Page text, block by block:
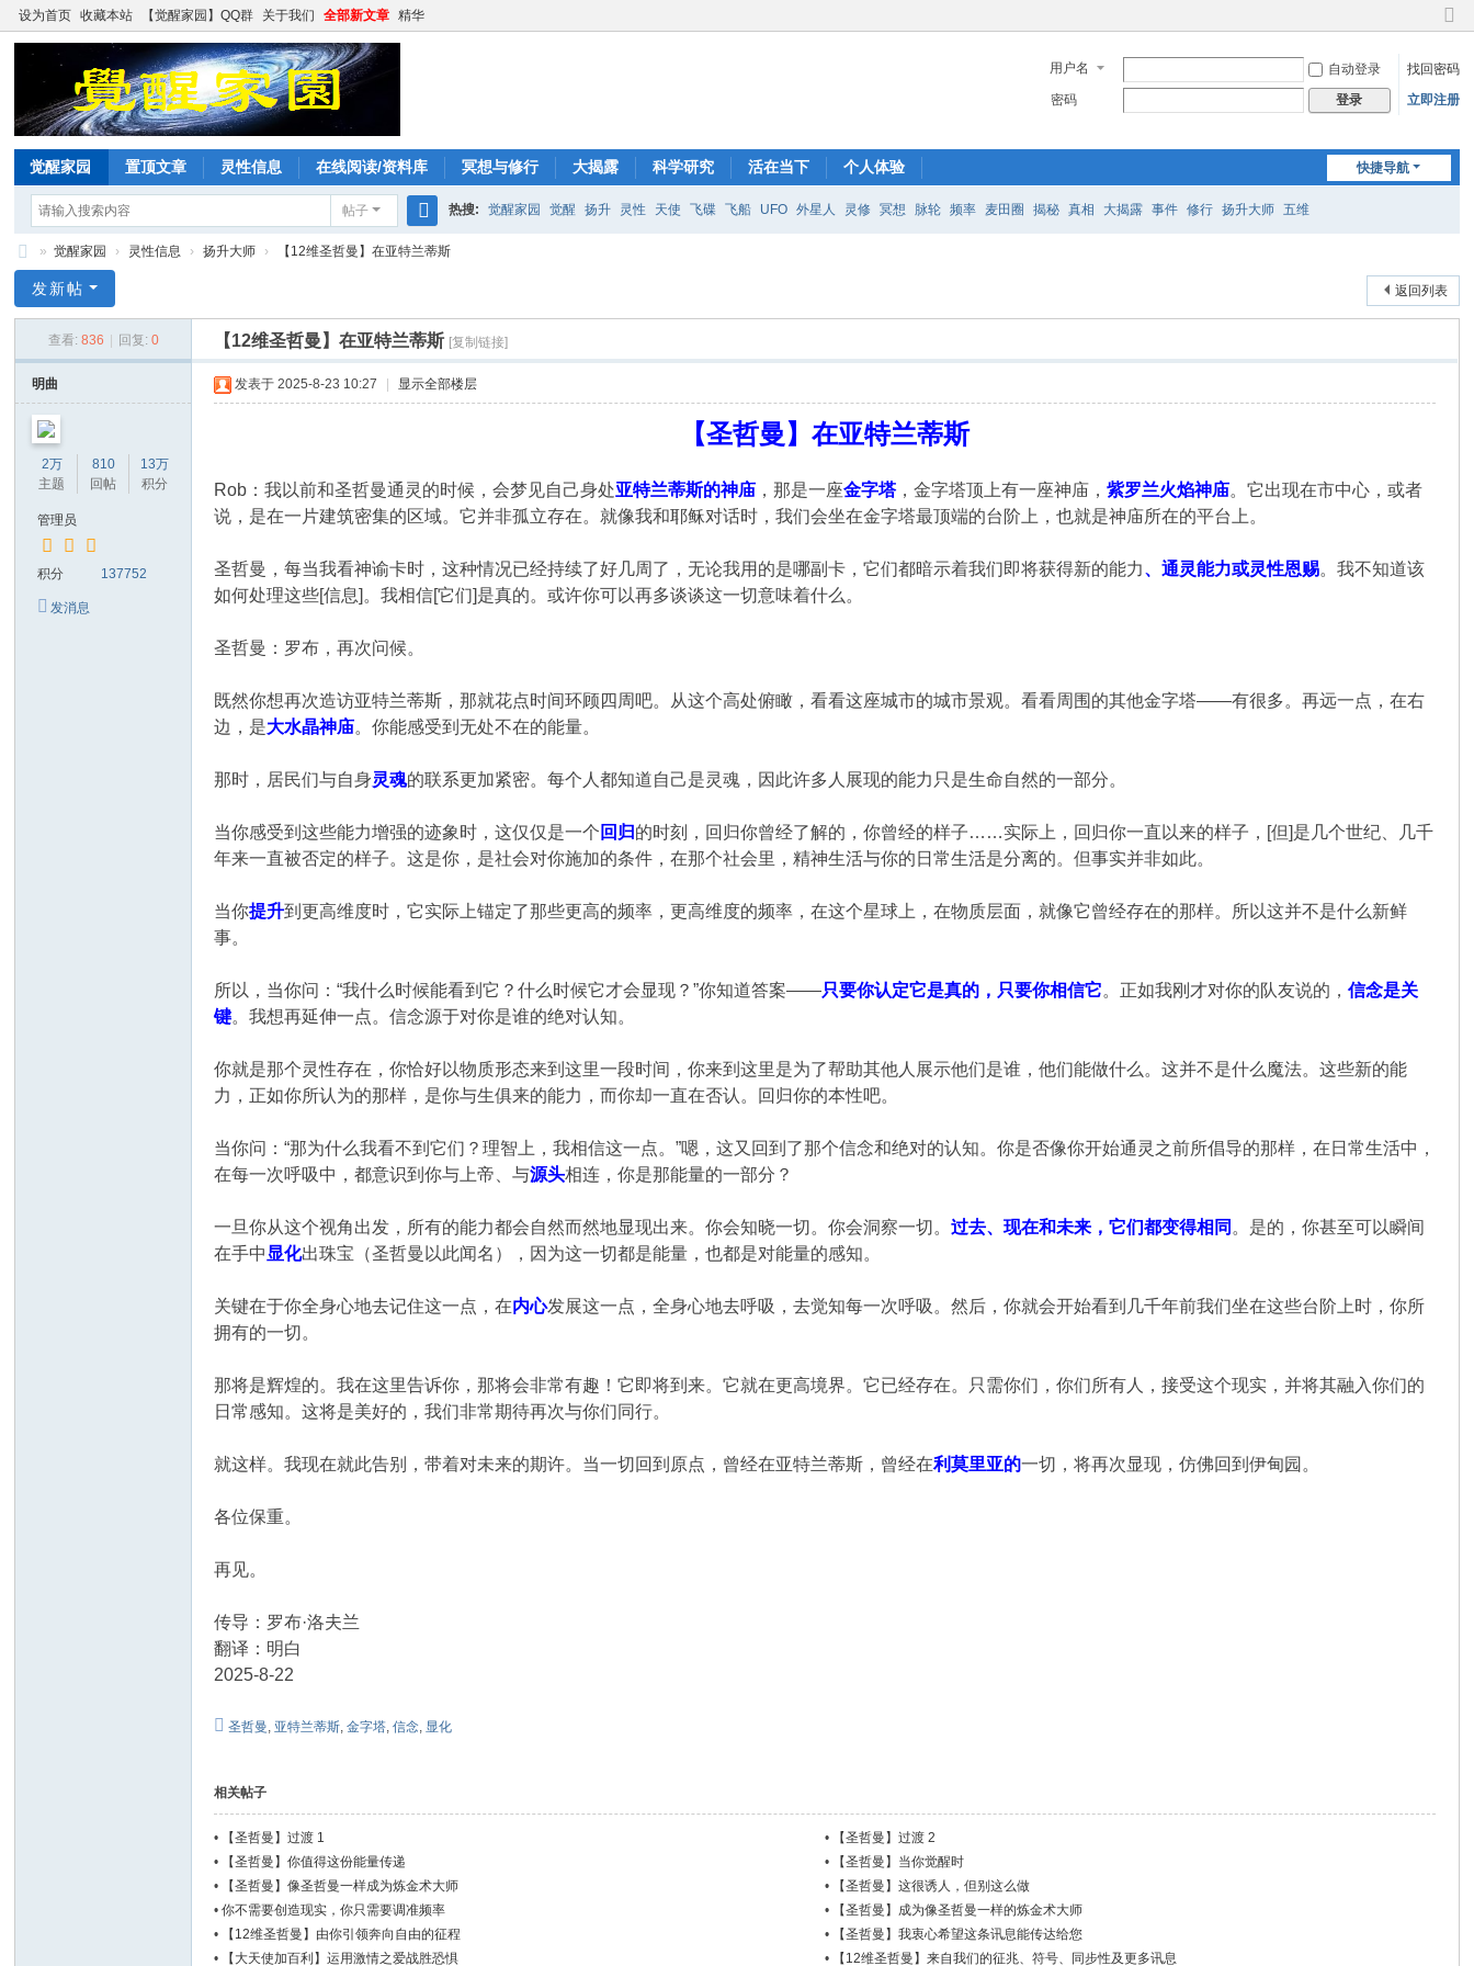
设为首页 收藏本站 【觉醒家园】QQ群 关于我们 全部新文章 精华
切
到
窄
用户名 自动登录
找回密码
密码
登录 立即注册
快捷导航
觉醒家园 置顶文章 灵性信息 在线阅读/资料库 冥想与修行 大揭露 科学研究 活在当下 个人体验
帖子
搜
热搜: 觉醒家园 觉醒 扬升 灵性 天使 飞碟 飞船 UFO 外星人 灵修 冥想 脉轮 频率 麦田圈 揭秘 真相 大揭露 事件 修行 扬升大师 五维
醒
园
» 觉醒家园 › 灵性信息 › 扬升大师 › 【12维圣哲曼】在亚特兰蒂斯
返回列表
发新帖
查看: 836 回复: 0 【12维圣哲曼】在亚特兰蒂斯 [复制链接]
明曲
2万
主题
810
回帖
13万
积分
管理员
积分 137752
发消息
发表于 2025-8-23 10:27 显示全部楼层
【圣哲曼】在亚特兰蒂斯
Rob：我以前和圣哲曼通灵的时候，会梦见自己身处亚特兰蒂斯的神庙 ，那是一座金字塔，金字塔顶上有一座神庙，紫罗兰火焰神庙。它出现在市中心，或者
说，是在一片建筑密集的区域。它并非孤立存在。就像我和耶稣对话时，我们会坐在金字塔最顶端的台阶上，也就是神庙所在的平台上。
圣哲曼，每当我看神谕卡时，这种情况已经持续了好几周了，无论我用的是哪副卡，它们都暗示着我们即将获得新的能力、通灵能力或灵性恩赐。我不知道该
如何处理这些[信息]。我相信[它们]是真的。或许你可以再多谈谈这一切意味着什么。
圣哲曼：罗布，再次问候。
既然你想再次造访亚特兰蒂斯，那就花点时间环顾四周吧。从这个高处俯瞰，看看这座城市的城市景观。看看周围的其他金字塔——有很多。再远一点，在右
边，是大水晶神庙。你能感受到无处不在的能量。
那时，居民们与自身灵魂的联系更加紧密。每个人都知道自己是灵魂，因此许多人展现的能力只是生命自然的一部分。
当你感受到这些能力增强的迹象时，这仅仅是一个 回归 的时刻，回归你曾经了解的，你曾经的样子……实际上，回归你一直以来的样子，[但]是几个世纪、几千
年来一直被否定的样子。这是你，是社会对你施加的条件，在那个社会里，精神生活与你的日常生活是分离的。但事实并非如此。
当你提升到更高维度时，它实际上锚定了那些更高的频率，更高维度的频率，在这个星球上，在物质层面，就像它曾经存在的那样。所以这并不是什么新鲜
事。
所以，当你问：“我什么时候能看到它？什么时候它才会显现？”你知道答案——只要你认定它是真的，只要你相信它。正如我刚才对你的队友说的，信念是关
键。我想再延伸一点。信念源于对你是谁的绝对认知。
你就是那个灵性存在，你恰好以物质形态来到这里一段时间，你来到这里是为了帮助其他人展示他们是谁，他们能做什么。这并不是什么魔法。这些新的能
力，正如你所认为的那样，是你与生俱来的能力，而你却一直在否认。回归你的本性吧。
当你问：“那为什么我看不到它们？理智上，我相信这一点。”嗯，这又回到了那个信念和绝对的认知。你是否像你开始通灵之前所倡导的那样，在日常生活中，
在每一次呼吸中，都意识到你与上帝、与源头相连，你是那能量的一部分？
一旦你从这个视角出发，所有的能力都会自然而然地显现出来。你会知晓一切。你会洞察一切。过去、现在和未来，它们都变得相同 。是的，你甚至可以瞬间
在手中 显化出珠宝（圣哲曼以此闻名），因为这一切都是能量，也都是对能量的感知。
关键在于你全身心地去记住这一点，在内心发展这一点，全身心地去呼吸，去觉知每一次呼吸。然后，你就会开始看到几千年前我们坐在这些台阶上时，你所
拥有的一切。
那将是辉煌的。我在这里告诉你，那将会非常有趣！它即将到来。它就在更高境界。它已经存在。只需你们，你们所有人，接受这个现实，并将其融入你们的
日常感知。这将是美好的，我们非常期待再次与你们同行。
就这样。我现在就此告别，带着对未来的期许。当一切回到原点，曾经在亚特兰蒂斯，曾经在利莫里亚的一切，将再次显现，仿佛回到伊甸园。
各位保重。
再见。
传导：罗布·洛夫兰
翻译：明白
2025-8-22
圣哲曼, 亚特兰蒂斯,金字塔,信念, 显化
相关帖子
• 【圣哲曼】过渡 1 •
【圣哲曼】过渡 2
•
【圣哲曼】你值得这份能量传递 •
【圣哲曼】当你觉醒时
•
【圣哲曼】像圣哲曼一样成为炼金术大师 •
【圣哲曼】这很诱人，但别这么做
•你不需要创造现实，你只需要调准频率 •
【圣哲曼】成为像圣哲曼一样的炼金术大师
•
【12维圣哲曼】由你引领奔向自由的征程 •
【圣哲曼】我衷心希望这条讯息能传达给您
•
【大天使加百利】运用激情之爱战胜恐惧 • 【12维圣哲曼】来自我们的征兆、符号、同步性及更多讯息